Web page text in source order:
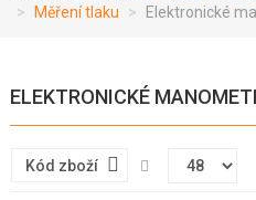
Měření tlaku
Elektronické
ELEKTRONICKÉ
Kód zboží